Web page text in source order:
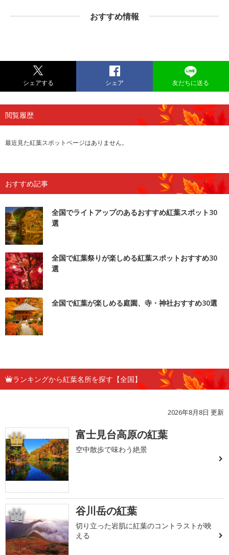
おすすめ情報
シェアする シェア 友だちに送る
閲覧履歴
最近見た紅葉スポットページはありません。
おすすめ記事
全国でライトアップのあるおすすめ紅葉スポット30
選
全国で紅葉祭りが楽しめる紅葉スポットおすすめ30
選
全国で紅葉が楽しめる庭園、寺・神社おすすめ30選
ランキングから紅葉名所を探す【全国】
2026年8月8日 更新
1 富士見台高原の紅葉
空中散歩で味わう絶景
2 谷川岳の紅葉
切り立った岩肌に紅葉のコントラストが映
える